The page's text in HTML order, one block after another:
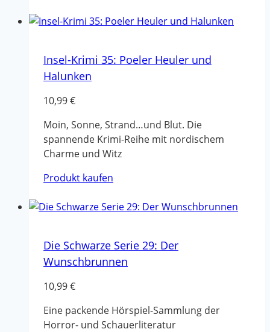
Insel-Krimi 35: Poeler Heuler und
Halunken
10,99€
Moin, Sonne, Strand…und Blut. Die
spannende Krimi-Reihe mit nordischem
Charme und Witz
Produkt kaufen
Die Schwarze Serie 29: Der
Wunschbrunnen
10,99€
Eine packende Hörspiel-Sammlung der
Horror- und Schauerliteratur